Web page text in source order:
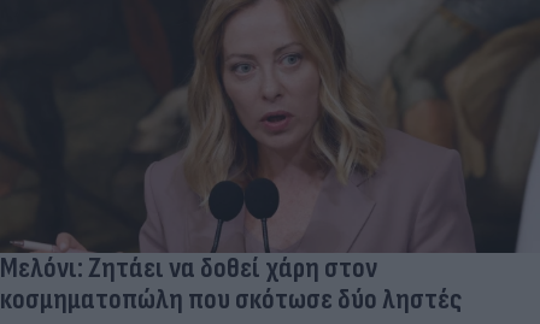
Μελόνι: Ζητάει να δοθεί χάρη στον
κοσμηματοπώλη που σκότωσε δύο ληστές